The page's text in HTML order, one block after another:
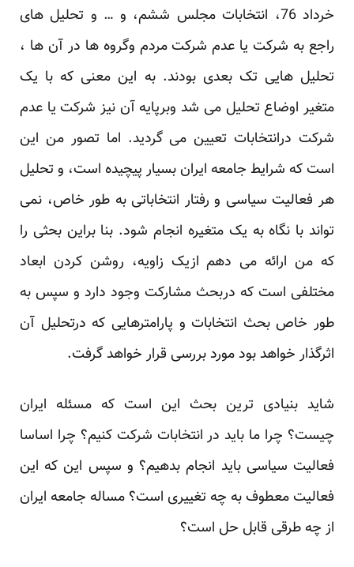
خرداد 76، انتخابات مجلس ششم، و … و تحلیل های
‏راجع به شرکت یا عدم شرکت مردم وگروه ها در آن ها ،
تحلیل هایی تک بعدی بودند. به این معنی که با یک
‏متغیر اوضاع تحلیل می شد وبرپایه آن نیز شرکت یا عدم
شرکت درانتخابات تعیین می گردید. اما تصور من ‏این
است که شرایط جامعه ایران بسیار پیچیده است، و تحلیل
هر فعالیت سیاسی و رفتار انتخاباتی به طور ‏خاص، نمی
تواند با نگاه به یک متغیره انجام شود. بنا براین بحثی را
که من ارائه می دهم ازیک زاویه، روشن ‏کردن ابعاد
مختلفی است که دربحث مشارکت وجود دارد و سپس به
طور خاص بحث انتخابات و ‏پارامترهایی که درتحلیل آن
اثرگذار خواهد بود مورد بررسی قرار خواهد گرفت. ‏
شاید بنیادی ترین بحث این است که مسئله ایران
چیست؟ چرا ما باید در انتخابات شرکت کنیم؟ چرا اساسا
‏فعالیت سیاسی باید انجام بدهیم؟ و سپس این که این
فعالیت معطوف به چه تغییری است؟ مساله جامعه ایران
از ‏چه طرقی قابل حل است؟‌ ‏